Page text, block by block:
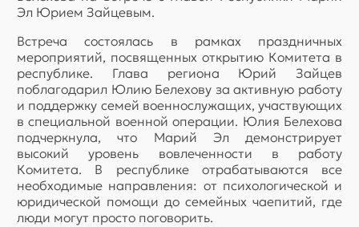
Эл Юрием Зайцевым.
Встреча состоялась в рамках праздничных
мероприятий, посвященных открытию Комитета в
республике. Глава региона Юрий Зайцев
поблагодарил Юлию Белехову за активную работу
и поддержку семей военнослужащих, участвующих
в специальной военной операции. Юлия Белехова
подчеркнула, что Марий Эл демонстрирует
высокий уровень вовлеченности в работу
Комитета. В республике отрабатываются все
необходимые направления: от психологической и
юридической помощи до семейных чаепитий, где
люди могут просто поговорить.